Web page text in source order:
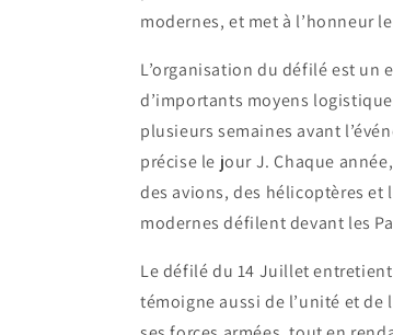
modernes, et met à l’honneur
L’organisation du défilé est
d’importants moyens
plusieurs semaines avant
précise le jour J. Chaque
des avions, des hélicoptères
modernes défilent devant les
Le défilé du 14 Juillet
témoigne aussi de l’unité et de